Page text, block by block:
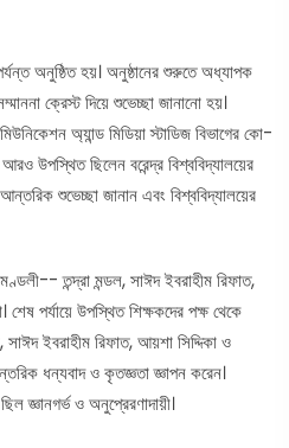
অনুষ্ঠিত হয়। অনুষ্ঠানের শুরুতে অধ্যাপক
ক্রেস্ট দিয়ে শুভেচ্ছা জানানো হয়।
অ্যান্ড মিডিয়া স্টাডিজ বিভাগের কো-
উপস্থিত ছিলেন বরেন্দ্র বিশ্ববিদ্যালয়ের
শুভেচ্ছা জানান এবং বিশ্ববিদ্যালয়ের
তন্দ্রা মন্ডল, সাঈদ ইবরাহীম রিফাত,
পর্যায়ে উপস্থিত শিক্ষকদের পক্ষ থেকে
ইবরাহীম রিফাত, আয়শা সিদ্দিকা ও
ধন্যবাদ ও কৃতজ্ঞতা জ্ঞাপন করেন।
জ্ঞানগর্ভ ও অনুপ্রেরণাদায়ী।